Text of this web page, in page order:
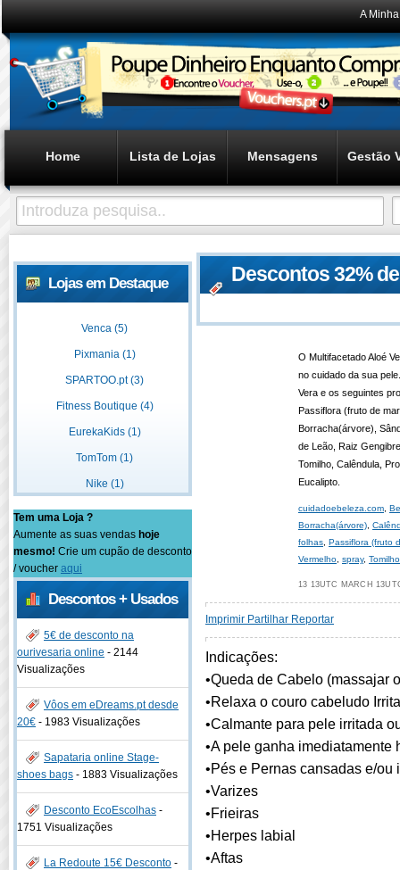
A
Home Lista de Lojas Mensagens Gestão
Lojas em Destaque
Venca (5)
Pixmania (1)
SPARTOO.pt (3)
Fitness Boutique (4)
EurekaKids (1)
TomTom (1)
Nike (1)
Tem uma Loja ?
Aumente as suas vendas hoje
mesmo! Crie um cupão de desconto
/ voucher aqui
Descontos + Usados
5€ de desconto na
ourivesaria online - 2144
Visualizações
Vôos em eDreams.pt desde
20€ - 1983 Visualizações
Sapataria online Stage-
shoes bags - 1883 Visualizações
Desconto EcoEscolhas -
1751 Visualizações
La Redoute 15€ Desconto -
Descontos 32%
O Multifacetado Aloé
no cuidado da sua
Vera e os seguintes
Passiflora (fruto de
Borracha(árvore),
de Leão, Raiz
Tomilho, Calêndula,
Eucalipto.
cuidadoebeleza.com
Borracha(árvore)
folhas Passiflora (fruto
Vermelho spray, Tomilho
13 13UTC MARCH
Imprimir Partilhar Reportar
Indicações:
•Queda de Cabelo (massajar
•Relaxa o couro cabeludo
•Calmante para pele irritada
•A pele ganha imediatamente
•Pés e Pernas cansadas e/ou
•Varizes
•Frieiras
•Herpes labial
•Aftas